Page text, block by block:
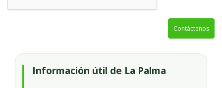
Contáctenos
Información útil de La Palma